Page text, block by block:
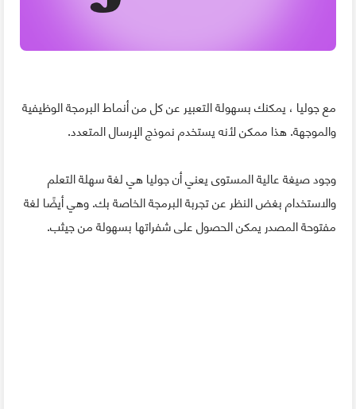
مع جوليا ، يمكنك بسهولة التعبير عن كل من أنماط البرمجة الوظيفية
والموجهة. هذا ممكن لأنه يستخدم نموذج الإرسال المتعدد.
وجود صيغة عالية المستوى يعني أن جوليا هي لغة سهلة التعلم
والاستخدام بغض النظر عن تجربة البرمجة الخاصة بك. وهي أيضًا لغة
مفتوحة المصدر يمكن الحصول على شفراتها بسهولة من جيثب.